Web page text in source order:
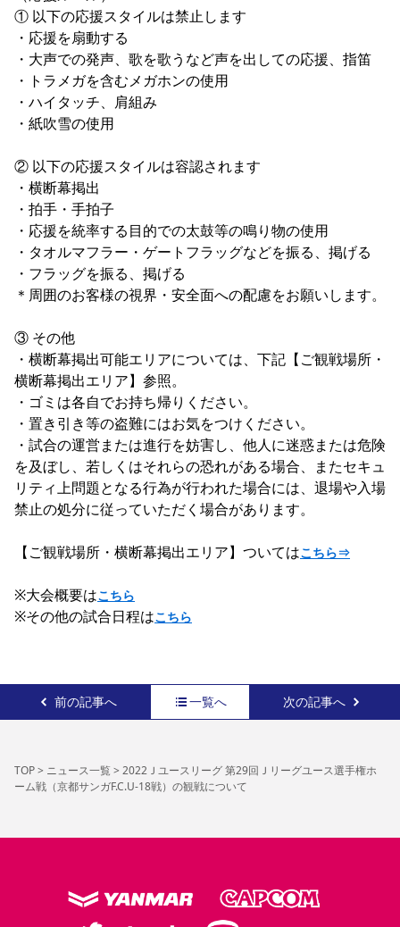
① 以下の応援スタイルは禁止します
・応援を扇動する
・大声での発声、歌を歌うなど声を出しての応援、指笛
・トラメガを含むメガホンの使用
・ハイタッチ、肩組み
・紙吹雪の使用
② 以下の応援スタイルは容認されます
・横断幕掲出
・拍手・手拍子
・応援を統率する目的での太鼓等の鳴り物の使用
・タオルマフラー・ゲートフラッグなどを振る、掲げる
・フラッグを振る、掲げる
＊周囲のお客様の視界・安全面への配慮をお願いします。
③ その他
・横断幕掲出可能エリアについては、下記【ご観戦場所・
横断幕掲出エリア】参照。
・ゴミは各自でお持ち帰りください。
・置き引き等の盗難にはお気をつけください。
・試合の運営または進行を妨害し、他人に迷惑または危険
を及ぼし、若しくはそれらの恐れがある場合、またセキュ
リティ上問題となる行為が行われた場合には、退場や入場
禁止の処分に従っていただく場合があります。
【ご観戦場所・横断幕掲出エリア】ついてはこちら⇒
※大会概要はこちら
※その他の試合日程はこちら
前の記事へ 一覧へ 次の記事へ
TOP> ニュース一覧> 2022Ｊユースリーグ 第29回Ｊリーグユース選手権ホ
ーム戦（京都サンガF.C.U-18戦）の観戦について